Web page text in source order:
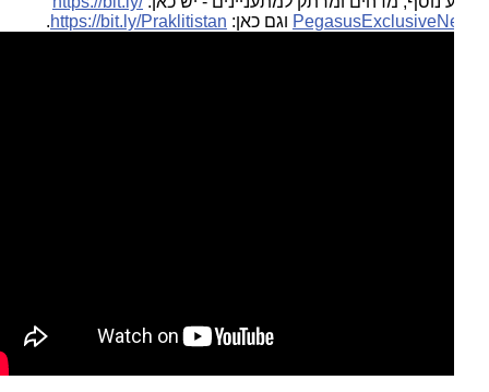
וגם כאן: https://bit.ly/Praklitistan
.